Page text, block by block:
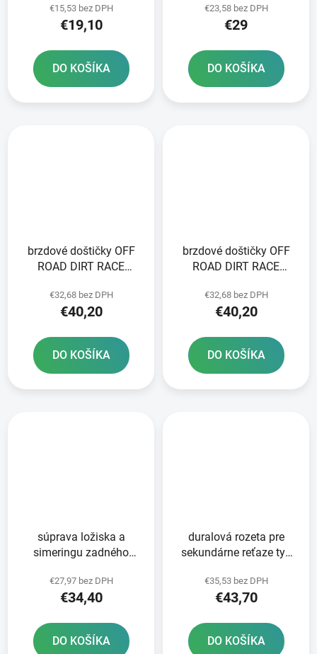
balení
€15,53 bez DPH
€19,10
DO KOŠÍKA
balení
€23,58 bez DPH
€29
DO KOŠÍKA
brzdové doštičky OFF
ROAD DIRT RACE
ks v balení
€32,68 bez DPH
€40,20
DO KOŠÍKA
brzdové doštičky OFF
ROAD DIRT RACE
ks v balení
€32,68 bez DPH
€40,20
DO KOŠÍKA
súprava ložiska a
simeringu zadného
€27,97 bez DPH
€34,40
DO KOŠÍKA
duralová rozeta pre
sekundárne reťaze typ
€35,53 bez DPH
€43,70
DO KOŠÍKA